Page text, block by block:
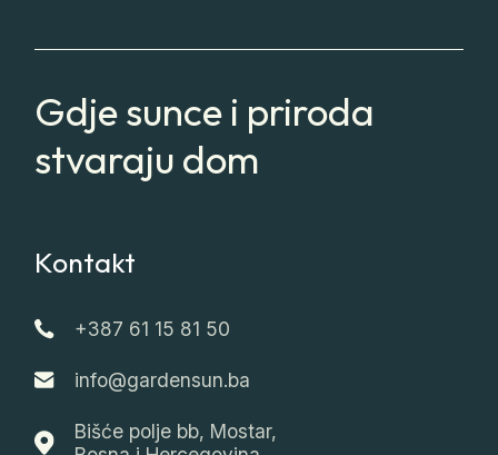
Gdje sunce i priroda
stvaraju dom
Kontakt
+387 61 15 81 50
info@gardensun.ba
Bišće polje bb, Mostar,